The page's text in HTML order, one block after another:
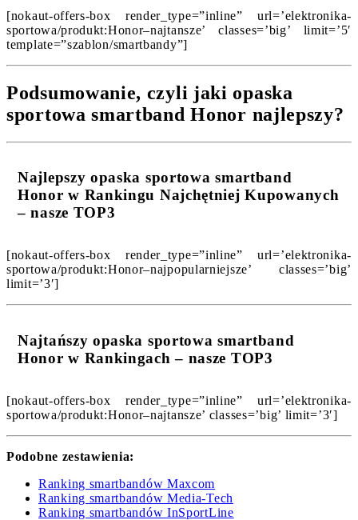
[nokaut-offers-box render_type=”inline” url=’elektronika-
sportowa/produkt:Honor–najtansze’ classes=’big’ limit=’5′
template=”szablon/smartbandy”]
Podsumowanie, czyli jaki opaska
sportowa smartband Honor najlepszy?
Najlepszy opaska sportowa smartband
Honor w Rankingu Najchętniej Kupowanych
– nasze TOP3
[nokaut-offers-box render_type=”inline” url=’elektronika-
sportowa/produkt:Honor–najpopularniejsze’ classes=’big’
limit=’3′]
Najtańszy opaska sportowa smartband
Honor w Rankingach – nasze TOP3
[nokaut-offers-box render_type=”inline” url=’elektronika-
sportowa/produkt:Honor–najtansze’ classes=’big’ limit=’3′]
Podobne zestawienia:
Ranking smartbandów Maxcom
Ranking smartbandów Media-Tech
Ranking smartbandów InSportLine